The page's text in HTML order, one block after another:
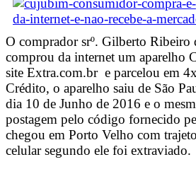
O comprador srº. Gilberto Ribeiro
comprou da internet um aparelho
site Extra.com.br e parcelou em
Crédito, o aparelho saiu de São
dia 10 de Junho de 2016 e o
postagem pelo código fornecido
chegou em Porto Velho com
celular segundo ele foi extraviado.